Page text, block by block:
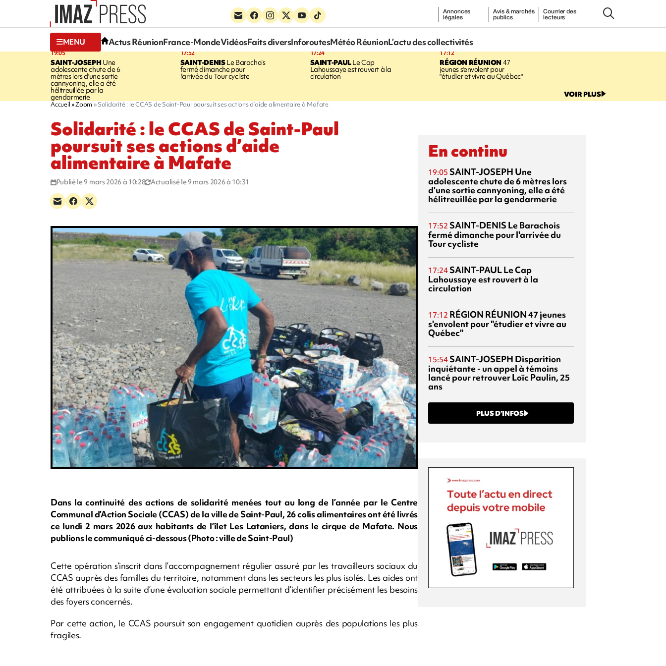
Annonces
légales
Avis & marchés
publics
Courrier des
lecteurs
MENU Actus RéunionFrance-MondeVidéosFaits diversInforoutesMétéo RéunionL’actu des collectivités
19:05
SAINT-JOSEPHUne
adolescente chute de 6
mètres lors d'une sortie
cannyoning, elle a été
hélitreuillée par la
gendarmerie
17:52
SAINT-DENISLe Barachois
fermé dimanche pour
l'arrivée du Tour cycliste
17:24
SAINT-PAULLe Cap
Lahoussaye est rouvert à la
circulation
17:12
RÉGION RÉUNION47
jeunes s'envolent pour
"étudier et vivre au Québec"
VOIR PLUS
Accueil Zoom Solidarité : le CCAS de Saint-Paul poursuit ses actions d’aide alimentaire à Mafate
Solidarité : le CCAS de Saint-Paul
poursuit ses actions d’aide
alimentaire à Mafate
Publié le 9 mars 2026 à 10:28 Actualisé le 9 mars 2026 à 10:31
Dans la continuité des actions de solidarité menées tout au long de l’année par le Centre
Communal d’Action Sociale (CCAS) de la ville de Saint-Paul, 26 colis alimentaires ont été livrés
ce lundi 2 mars 2026 aux habitants de l’îlet Les Lataniers, dans le cirque de Mafate. Nous
publions le communiqué ci-dessous (Photo : ville de Saint-Paul)
Cette opération s’inscrit dans l’accompagnement régulier assuré par les travailleurs sociaux du
CCAS auprès des familles du territoire, notamment dans les secteurs les plus isolés. Les aides ont
été attribuées à la suite d’une évaluation sociale permettant d’identifier précisément les besoins
des foyers concernés.
Par cette action, le CCAS poursuit son engagement quotidien auprès des populations les plus
fragiles.
En continu
19:05 SAINT-JOSEPH Une
adolescente chute de 6 mètres lors
d'une sortie cannyoning, elle a été
hélitreuillée par la gendarmerie
17:52 SAINT-DENIS Le Barachois
fermé dimanche pour l'arrivée du
Tour cycliste
17:24 SAINT-PAULLe Cap
Lahoussaye est rouvert à la
circulation
17:12 RÉGION RÉUNION47 jeunes
s'envolent pour "étudier et vivre au
Québec"
15:54 SAINT-JOSEPH Disparition
inquiétante - un appel à témoins
lancé pour retrouver Loïc Paulin, 25
ans
PLUS D’INFOS